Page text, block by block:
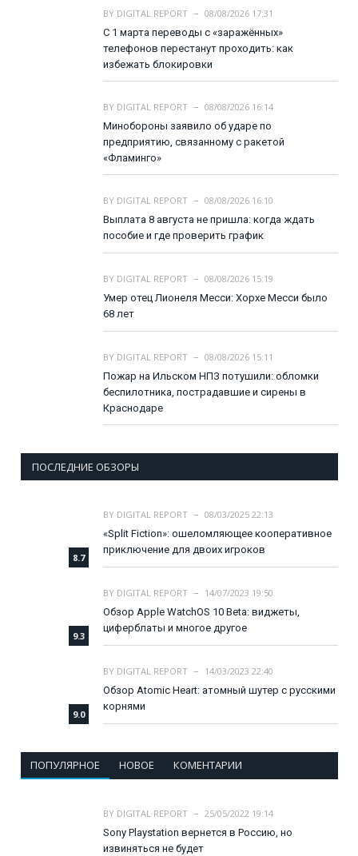
BY DIGITAL REPORT
08/08/2026 17:31
С 1 марта переводы с «заражённых»
телефонов перестанут проходить: как
избежать блокировки
BY DIGITAL REPORT
08/08/2026 16:14
Минобороны заявило об ударе по
предприятию, связанному с ракетой
«Фламинго»
BY DIGITAL REPORT
08/08/2026 16:10
Выплата 8 августа не пришла: когда ждать
пособие и где проверить график
BY DIGITAL REPORT
08/08/2026 15:19
Умер отец Лионеля Месси: Хорхе Месси было
68 лет
BY DIGITAL REPORT
08/08/2026 15:11
Пожар на Ильском НПЗ потушили: обломки
беспилотника, пострадавшие и сирены в
Краснодаре
ПОСЛЕДНИЕ ОБЗОРЫ
8.7
BY DIGITAL REPORT
08/03/2025 22:13
«Split Fiction»: ошеломляющее кооперативное
приключение для двоих игроков
9.3
BY DIGITAL REPORT
14/07/2023 19:50
Обзор Apple WatchOS 10 Beta: виджеты,
циферблаты и многое другое
9.0
BY DIGITAL REPORT
14/03/2023 22:40
Обзор Atomic Heart: атомный шутер с русскими
корнями
ПОПУЛЯРНОЕ НОВОЕ КОМЕНТАРИИ
BY DIGITAL REPORT
25/05/2022 19:14
Sony Playstation вернется в Россию, но
извиняться не будет